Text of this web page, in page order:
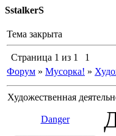
SstalkerS
Тема закрыта
Страница 1 из 1
1
Форум » Мусорка! »
Художественная
Danger